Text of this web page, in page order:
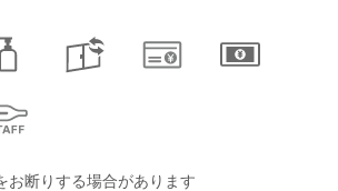
お断りする場合があります